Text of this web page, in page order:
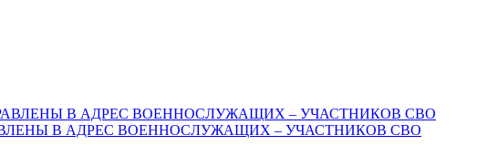
В АДРЕС ВОЕННОСЛУЖАЩИХ – УЧАСТНИКОВ СВО